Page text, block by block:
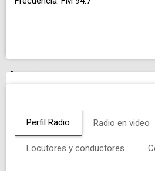
Anuncio
Perfil Radio Radio en video
Locutores y conductores